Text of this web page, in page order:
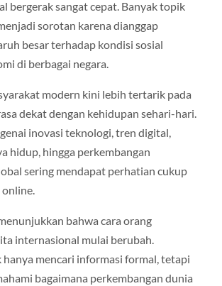
bergerak sangat cepat. Banyak topik
sorotan karena dianggap
besar terhadap kondisi sosial
di berbagai negara.
modern kini lebih tertarik pada
dekat dengan kehidupan sehari-hari.
inovasi teknologi, tren digital,
hidup, hingga perkembangan
sering mendapat perhatian cukup
online.
bahwa cara orang
internasional mulai berubah.
hanya mencari informasi formal, tetapi
bagaimana perkembangan dunia